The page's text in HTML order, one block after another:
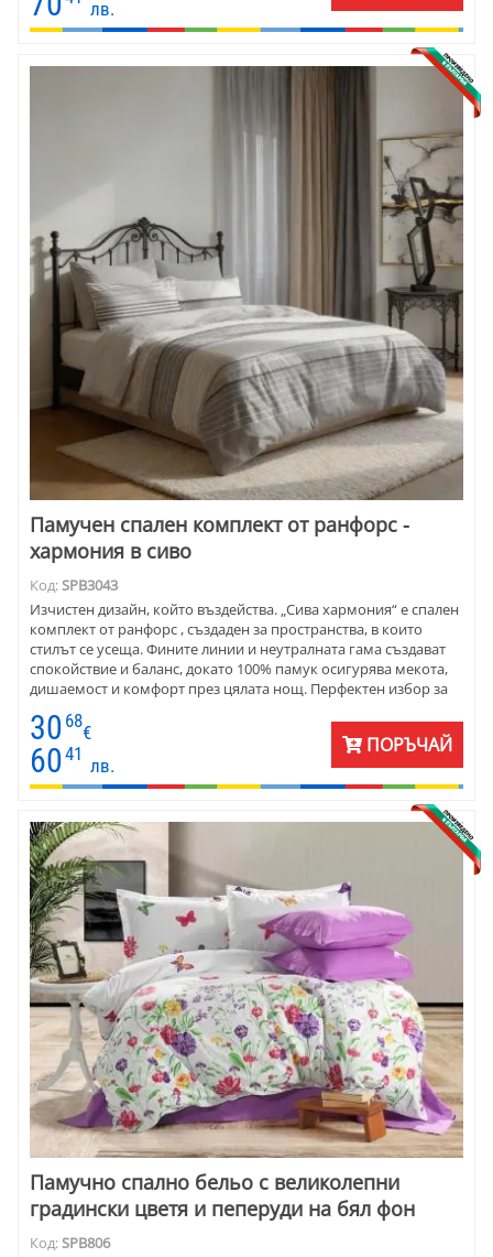
лв.
Памучен спален комплект от ранфорс -
хармония в сиво
Код:SPB3043
Изчистен дизайн, който въздейства. „Сива хармония“ е спален
комплект от ранфорс , създаден за пространства, в които
стилът се усеща. Фините линии и неутралната гама създават
спокойствие и баланс, докато 100% памук осигурява мекота,
дишаемост и комфорт през цялата нощ. Перфектен избор за
30 68
€
6041
лв.
ПОРЪЧАЙ
Памучно спално бельо с великолепни
градински цветя и пеперуди на бял фон
Код:SPB806